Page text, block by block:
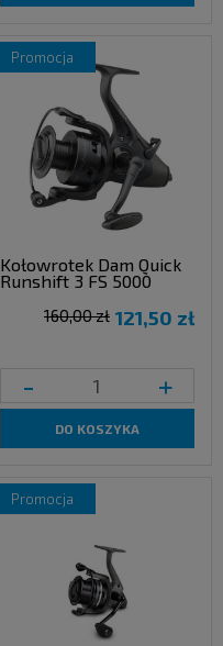
Kołowrotek Dam Quick
Runshift 3 FS 5000
121,50 zł
160,00 zł
- +
DO KOSZYKA
promocja
promocja